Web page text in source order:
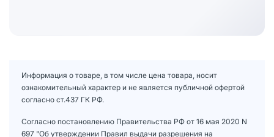
Информация о товаре, в том числе цена товара, носит
ознакомительный характер и не является публичной офертой
согласно ст.437 ГК РФ.
Согласно постановлению Правительства РФ от 16 мая 2020 N
697 "Об утверждении Правил выдачи разрешения на